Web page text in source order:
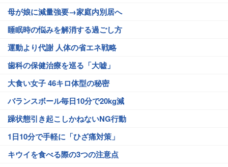
母が娘に減量強要→家庭内別居へ
睡眠時の悩みを解消する過ごし方
運動より代謝 人体の省エネ戦略
歯科の保健治療を巡る「大嘘」
大食い女子 46キロ体型の秘密
バランスボール毎日10分で20kg減
躁状態引き起こしかねないNG行動
1日10分で手軽に「ひざ痛対策」
キウイを食べる際の3つの注意点